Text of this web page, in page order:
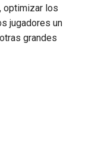
optimizar los
jugadores un
grandes